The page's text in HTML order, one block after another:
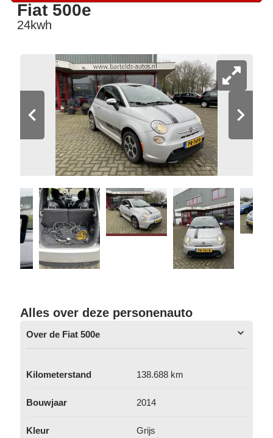
Fiat 500e
24kwh
Alles over deze personenauto
Over de Fiat 500e
Kilometerstand 138.688 km
Bouwjaar 2014
Kleur Grijs